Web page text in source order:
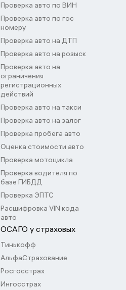
Проверка авто по ВИН
Проверка авто по гос
номеру
Проверка авто на ДТП
Проверка авто на розыск
Проверка авто на
ограничения
регистрационных
действий
Проверка авто на такси
Проверка авто на залог
Проверка пробега авто
Оценка стоимости авто
Проверка мотоцикла
Проверка водителя по
базе ГИБДД
Проверка ЭПТС
Расшифровка VIN кода
авто
ОСАГО у страховых
Тинькофф
АльфаСтрахование
Росгосстрах
Ингосстрах